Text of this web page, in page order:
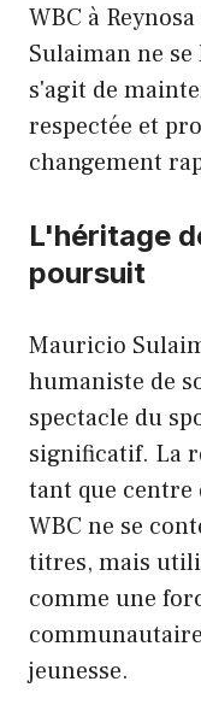
WBC à
Sulaiman ne
s'agit de
respectée et
changement
L'héritage
poursuit
Mauricio
humaniste de
spectacle du
significatif. La
tant que centre
WBC ne se
titres, mais
comme une
jeunesse.